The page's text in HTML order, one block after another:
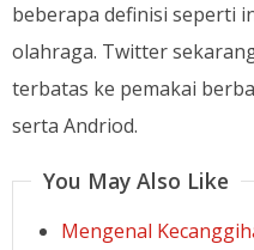
beberapa definisi seperti
olahraga. Twitter
terbatas ke pemakai
serta Andriod.
You May Also Like
Mengenal